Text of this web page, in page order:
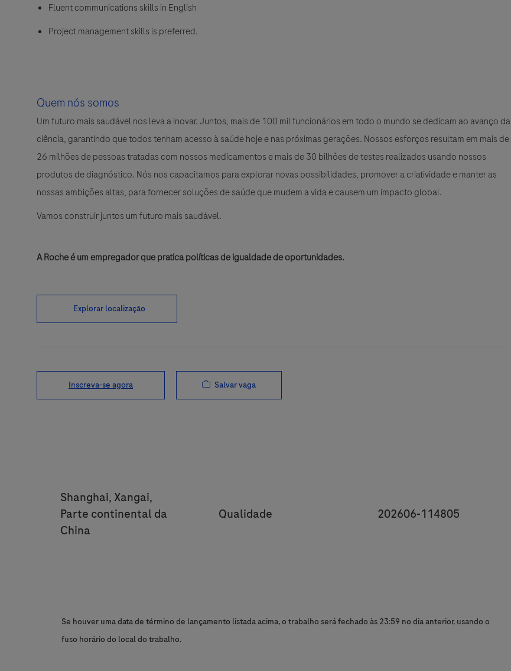
Fluent communications skills in English
Project management skills is preferred.
Quem nós somos
Um futuro mais saudável nos leva a inovar. Juntos, mais de 100 mil funcionários em todo o mundo se dedicam ao avanço da
ciência, garantindo que todos tenham acesso à saúde hoje e nas próximas gerações. Nossos esforços resultam em mais de
26 milhões de pessoas tratadas com nossos medicamentos e mais de 30 bilhões de testes realizados usando nossos
produtos de diagnóstico. Nós nos capacitamos para explorar novas possibilidades, promover a criatividade e manter as
nossas ambições altas, para fornecer soluções de saúde que mudem a vida e causem um impacto global.
Vamos construir juntos um futuro mais saudável.
A Roche é um empregador que pratica políticas de igualdade de oportunidades.
Explorar localização
Inscreva-se agora Salvar vaga
Location
Shanghai, Xangai,
Parte continental da
China
Category
Qualidade JobId
202606-114805
Se houver uma data de término de lançamento listada acima, o trabalho será fechado às 23:59 no dia anterior, usando o
fuso horário do local do trabalho.